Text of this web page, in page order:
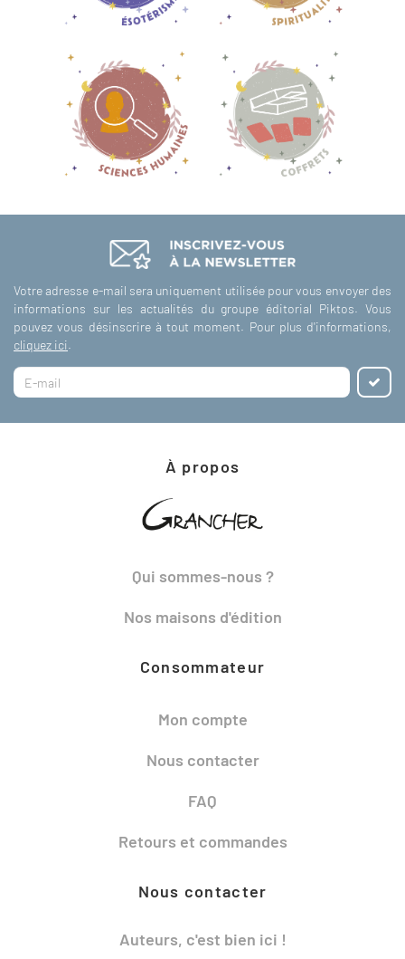
Votre adresse e-mail sera uniquement utilisée pour vous envoyer des
informations sur les actualités du groupe éditorial Piktos. Vous
pouvez vous désinscrire à tout moment. Pour plus d'informations,
cliquez ici.
À propos
Qui sommes-nous ?
Nos maisons d'édition
Consommateur
Mon compte
Nous contacter
FAQ
Retours et commandes
Nous contacter
Auteurs, c'est bien ici !